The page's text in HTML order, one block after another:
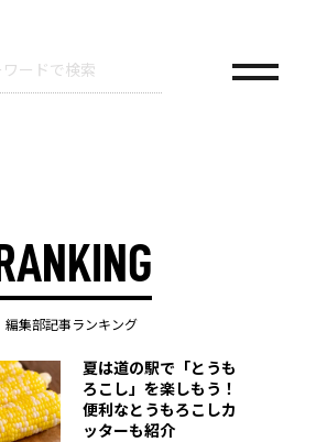
RANKING
編集部記事ランキング
夏は道の駅で「とうも
ろこし」を楽しもう！
便利なとうもろこしカ
ッターも紹介